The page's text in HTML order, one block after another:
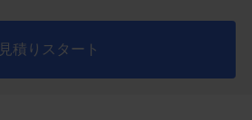
見積りスタート